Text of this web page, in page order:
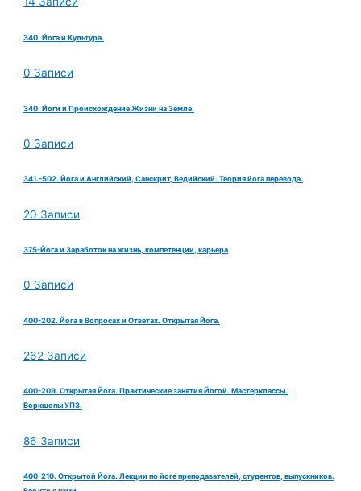
340. Йога и Культура.
0 Записи
340. Йоги и Происхождение Жизни на Земле.
0 Записи
341.-502. Йога и Английский, Санскрит, Ведийский. Теория йога перевода.
20 Записи
375-Йога и Заработок на жизнь, компетенции, карьера
0 Записи
400-202. Йога в Вопросах и Ответах. Открытая Йога.
262 Записи
400-209. Открытая Йога. Практические занятия Йогой. Мастерклассы.
Воркшопы.УПЗ.
86 Записи
400-210. Открытой Йога. Лекции по йоге преподавателей, студентов, выпускников.